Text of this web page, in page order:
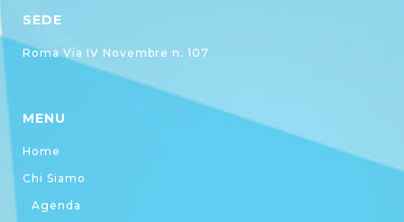
SEDE
Roma Via IV Novembre n. 107
MENU
Home
Chi Siamo
Agenda